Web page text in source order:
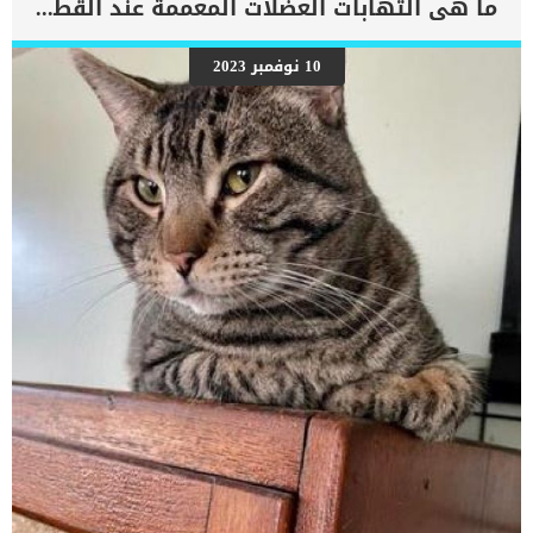
بعض العلامات التي تشير إلى أن كلبك قد اقترب من مرحلة يحتافيها إلى
رعاية المسنين أو قد تفكر في القتل الرحيم. يمكننا اختصار هذه العلامات
على شكل مجموعة من المراحل التى يتدرجها الكلب الى ان يصل الى
النهاية. اهم علامات وفاة الكلاب بسبب قصور القلب الاحتقانى كما ذكرنا
ستكون هذه العلامات عبارة عن مراحل متدرجة الى المرحلة الاخيرة وهى
الوفاة. _المرحلة الاولى, تظهر ان الكلب معرض لخطر الإصابة بسرطان
القلب ، ولكن ليس لديه أعراض ولا تغييرات في القلب. _المرحلة
الثانية,يعاني الكلب […]
ما هى التهابات العضلات المعممة عند القطط ؟
10 نوفمبر 2023